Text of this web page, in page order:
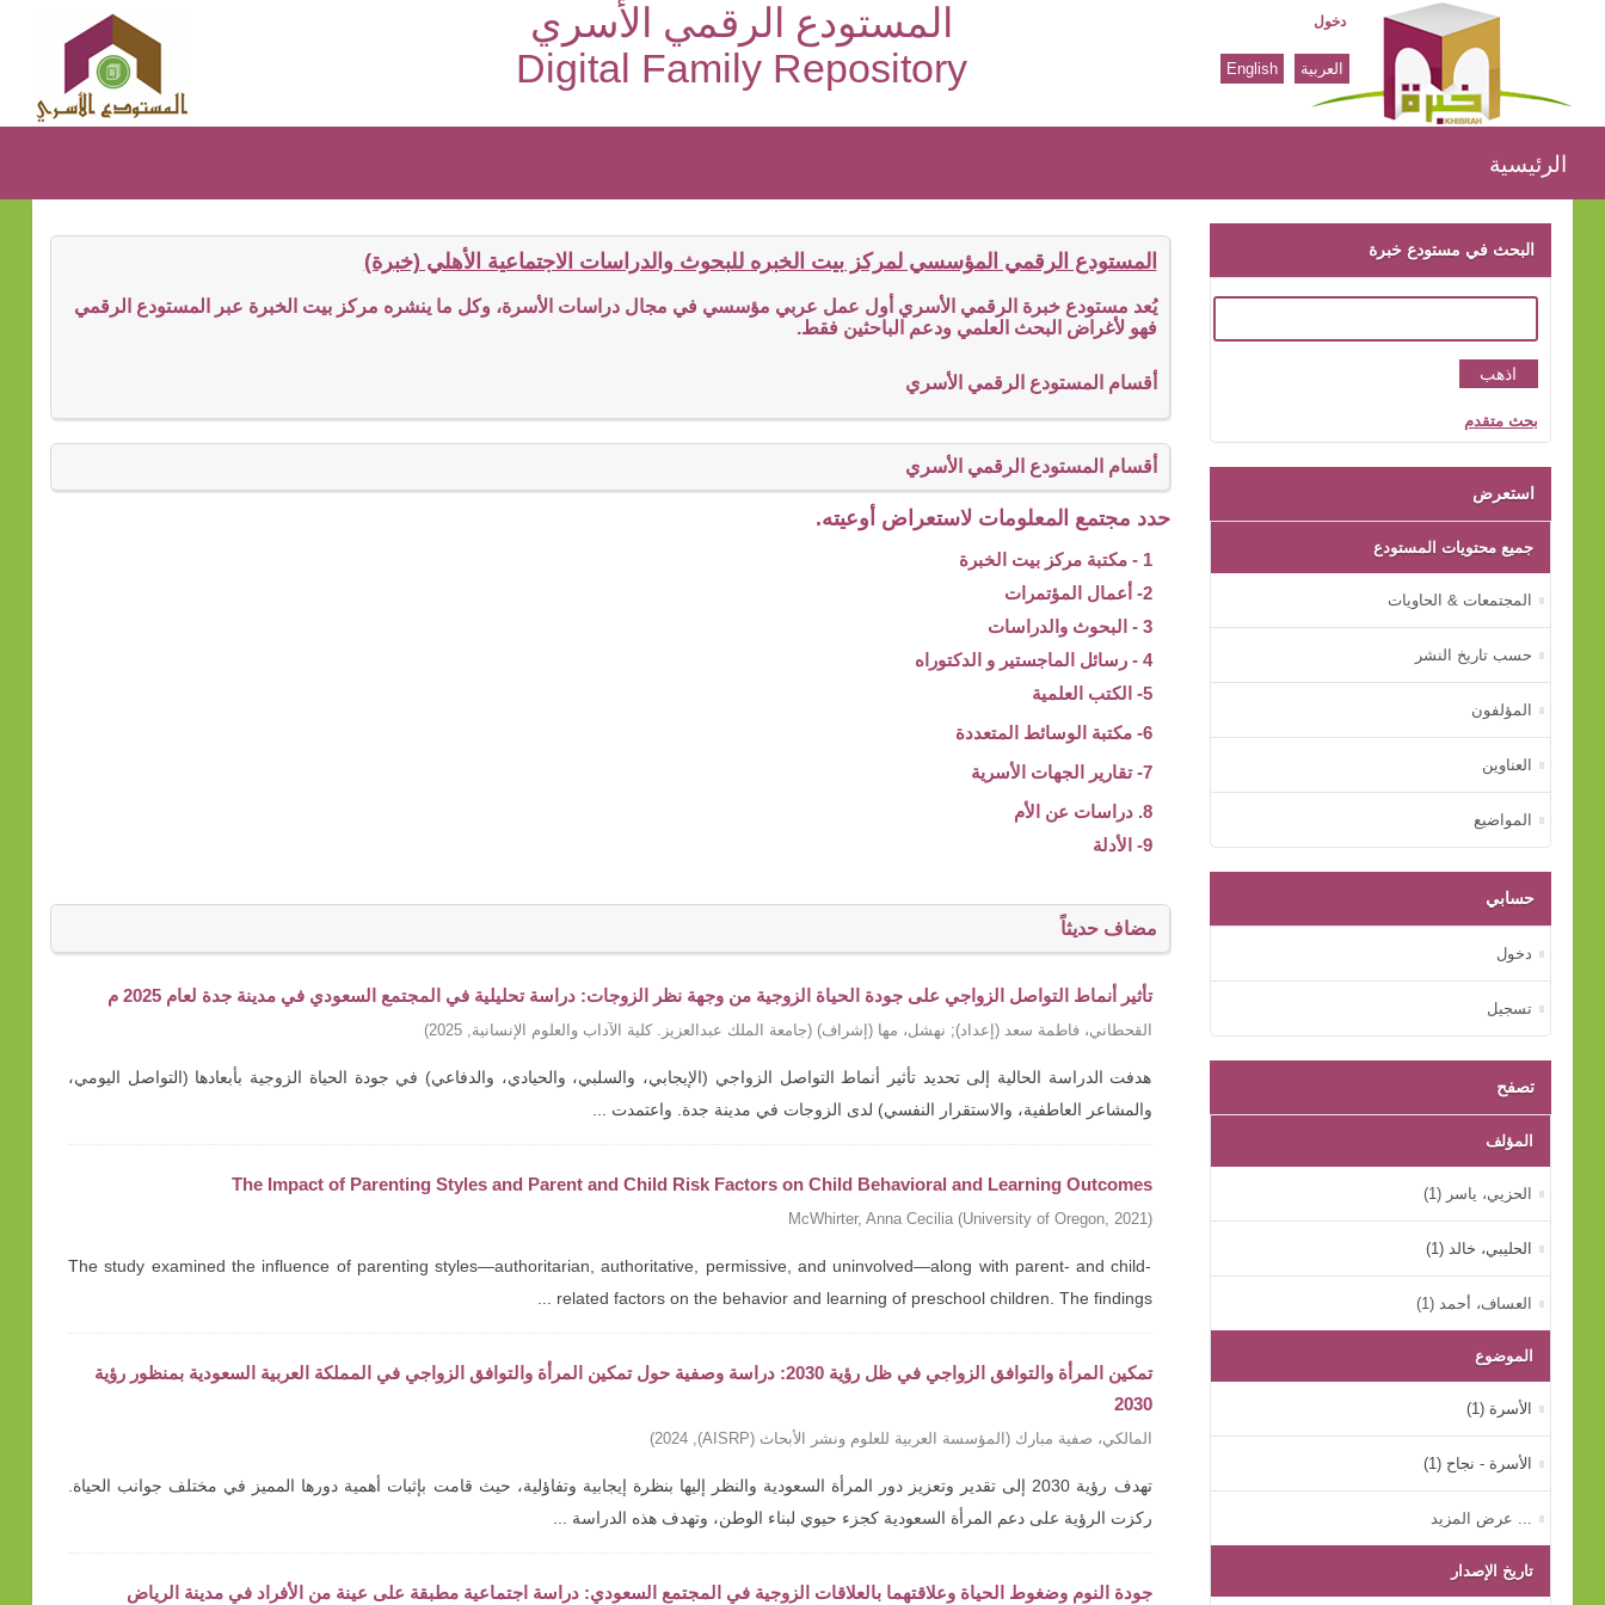
المستودع الرقمي الأسري
Digital Family Repository
الرئيسية
دخول
العربية English
الرئيسية
المستودع الرقمي المؤسسي لمركز بيت الخبره للبحوث والدراسات الاجتماعية الأهلي (خبرة)
يُعد مستودع خبرة الرقمي الأسري أول عمل عربي مؤسسي في مجال دراسات الأسرة، وكل ما ينشره مركز بيت الخبرة عبر المستودع الرقمي
فهو لأغراض البحث العلمي ودعم الباحثين فقط.
أقسام المستودع الرقمي الأسري
أقسام المستودع الرقمي الأسري
حدد مجتمع المعلومات لاستعراض أوعيته.
1 - مكتبة مركز بيت الخبرة
2- أعمال المؤتمرات
3 - البحوث والدراسات
4 - رسائل الماجستير و الدكتوراه
5- الكتب العلمية
6- مكتبة الوسائط المتعددة
7- تقارير الجهات الأسرية
8. دراسات عن الأم
9- الأدلة
مضاف حديثاً
تأثير أنماط التواصل الزواجي على جودة الحياة الزوجية من وجهة نظر الزوجات: دراسة تحليلية في المجتمع السعودي في مدينة جدة لعام 2025 م
القحطاني، فاطمة سعد (إعداد); نهشل، مها (إشراف) (جامعة الملك عبدالعزيز. كلية الآداب والعلوم الإنسانية,
2025
)
هدفت الدراسة الحالية إلى تحديد تأثير أنماط التواصل الزواجي (الإيجابي، والسلبي، والحيادي، والدفاعي) في جودة الحياة الزوجية بأبعادها (التواصل اليومي،
والمشاعر العاطفية، والاستقرار النفسي) لدى الزوجات في مدينة جدة. واعتمدت ...
The Impact of Parenting Styles and Parent and Child Risk Factors on Child Behavioral and Learning Outcomes
McWhirter, Anna Cecilia (University of Oregon, 2021)
The study examined the influence of parenting styles—authoritarian, authoritative, permissive, and uninvolved—along with parent- and child-
related factors on the behavior and learning of preschool children. The findings ...
تمكين المرأة والتوافق الزواجي في ظل رؤية 2030: دراسة وصفية حول تمكين المرأة والتوافق الزواجي في المملكة العربية السعودية بمنظور رؤية
2030
المالكي، صفية مبارك ( المؤسسة العربية للعلوم ونشر الأبحاث (AISRP) ,
2024
)
تهدف رؤية 2030 إلى تقدير وتعزيز دور المرأة السعودية والنظر إليها بنظرة إيجابية وتفاؤلية، حيث قامت بإثبات أهمية دورها المميز في مختلف جوانب الحياة.
ركزت الرؤية على دعم المرأة السعودية كجزء حيوي لبناء الوطن، وتهدف هذه الدراسة ...
جودة النوم وضغوط الحياة وعلاقتهما بالعلاقات الزوجية في المجتمع السعودي: دراسة اجتماعية مطبقة على عينة من الأفراد في مدينة الرياض
البحث في مستودع خبرة
بحث متقدم
استعرض
جميع محتويات المستودع
المجتمعات & الحاويات
حسب تاريخ النشر
المؤلفون
العناوين
المواضيع
حسابي
دخول
تسجيل
تصفح
المؤلف
الحزيي، ياسر (1)
الحليبي، خالد (1)
العساف، أحمد (1)
الموضوع
الأسرة (1)
الأسرة - نجاح (1)
... عرض المزيد
تاريخ الإصدار